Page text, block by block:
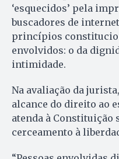
‘esquecidos’ pela
buscadores de
princípios
envolvidos: o da
intimidade.
Na avaliação da
alcance do direito ao
atenda à Constituição
cerceamento à